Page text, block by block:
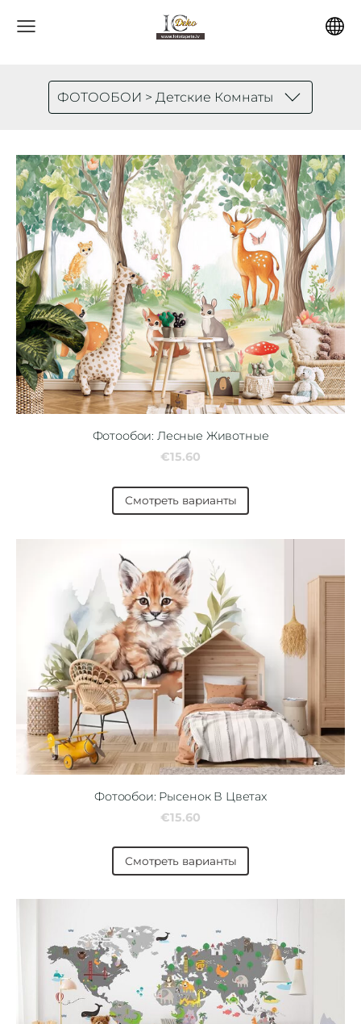
ФОТООБОИ > Детские Комнаты
Фотообои: Лесные Животные
€15.60
Смотреть варианты
Фотообои: Рысенок В Цветах
€15.60
Смотреть варианты